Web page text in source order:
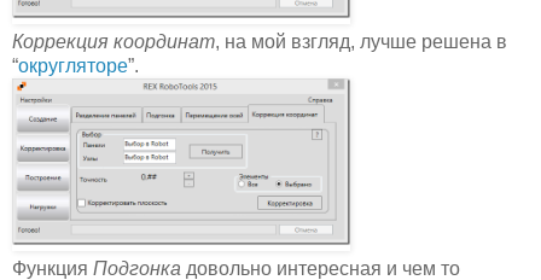
Коррекция координат, на мой взгляд, лучше решена в
“округляторе”.
Функция Подгонка довольно интересная и чем то